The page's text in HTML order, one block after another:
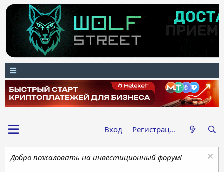
Вход Регистрация
Добро пожаловать на инвестиционный форум!